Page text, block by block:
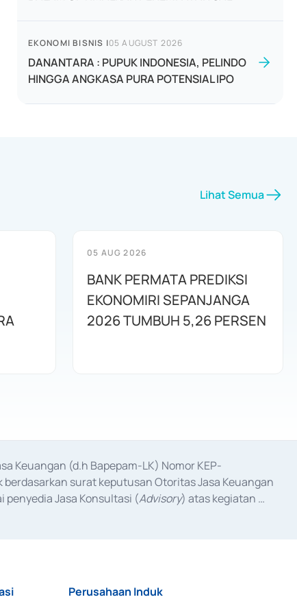
EKONOMI BISNIS |05 AUGUST 2026
DANANTARA : PUPUK INDONESIA, PELINDO
HINGGA ANGKASA PURA POTENSIAL IPO
Lihat Semua
05 AUG 2026
BANK PERMATA PREDIKSI
EKONOMIRI SEPANJANGA
2026 TUMBUH 5,26 PERSEN
Keuangan (d.h Bapepam-LK) Nomor KEP-
berdasarkan surat keputusan Otoritas Jasa Keuangan
penyedia Jasa Konsultasi (Advisory) atas kegiatan
Perusahaan Induk